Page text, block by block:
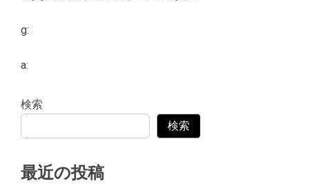
g:
a:
検索
検索
最近の投稿